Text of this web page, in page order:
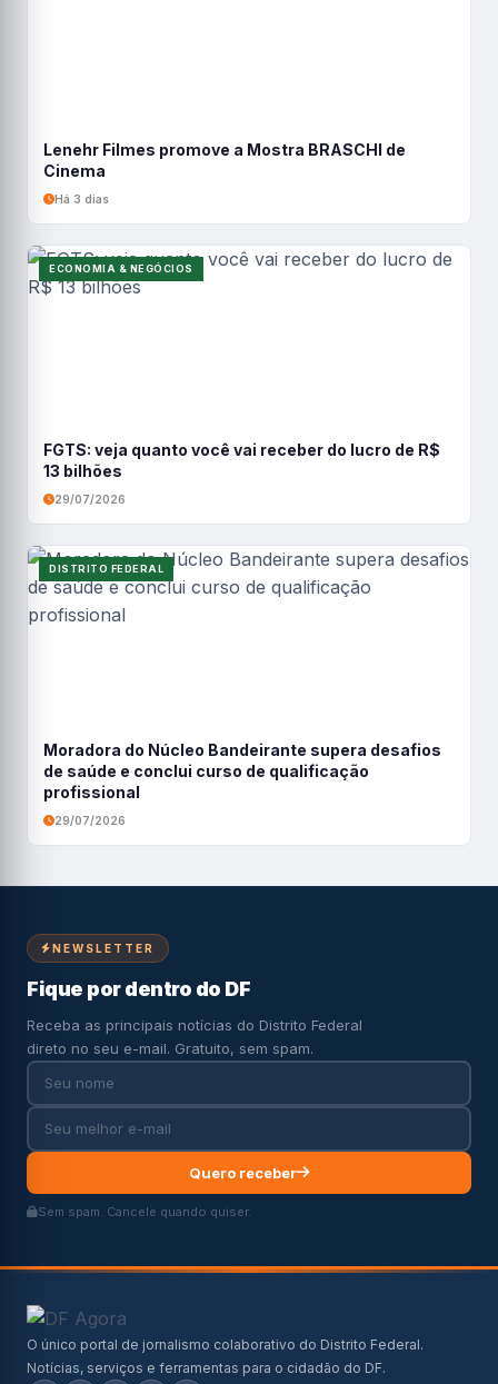
Lenehr Filmes promove a Mostra BRASCHI de
Cinema
Há 3 dias
ECONOMIA & NEGÓCIOS
FGTS: veja quanto você vai receber do lucro de R$
13 bilhões
29/07/2026
DISTRITO FEDERAL
Moradora do Núcleo Bandeirante supera desafios
de saúde e conclui curso de qualificação
profissional
29/07/2026
NEWSLETTER
Fique por dentro do DF
Receba as principais notícias do Distrito Federal
direto no seu e-mail. Gratuito, sem spam.
Quero receber
Sem spam. Cancele quando quiser.
O único portal de jornalismo colaborativo do Distrito Federal.
Notícias, serviços e ferramentas para o cidadão do DF.